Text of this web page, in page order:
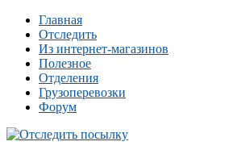
Главная
Отследить
Из интернет-магазинов
Полезное
Отделения
Грузоперевозки
Форум